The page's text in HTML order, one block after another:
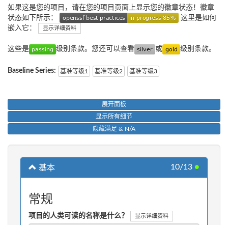
如果这是您的项目，请在您的项目页面上显示您的徽章状态！徽章
状态如下所示：
这里是如何
嵌入它：
显示详细资料
这些是 级别条款。您还可以查看 或 级别条款。
Baseline Series: 基准等级1 基准等级2 基准等级3
展开面板
显示所有细节
隐藏满足 & N/A
基本 10/13 ●
常规
项目的人类可读的名称是什么？ 显示详细资料